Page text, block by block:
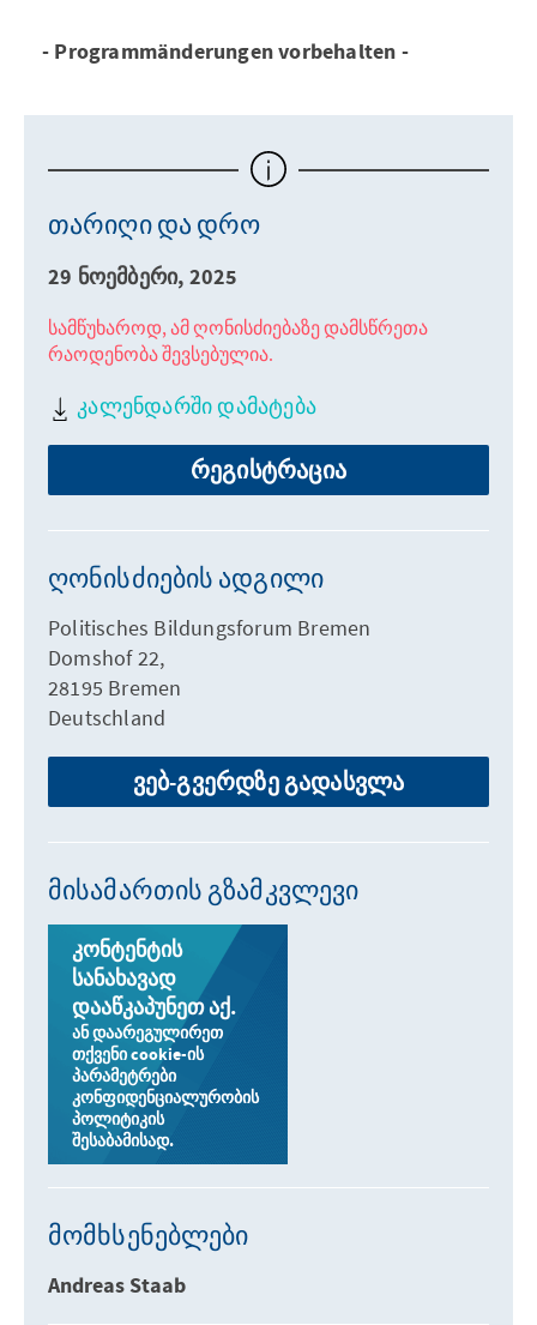
- Programmänderungen vorbehalten -
თარიღი და დრო
29 ნოემბერი, 2025
სამწუხაროდ, ამ ღონისძიებაზე დამსწრეთა
რაოდენობა შევსებულია.
კალენდარში დამატება
რეგისტრაცია
ღონისძიების ადგილი
Politisches Bildungsforum Bremen
Domshof 22,
28195 Bremen
Deutschland
ვებ-გვერდზე გადასვლა
მისამართის გზამკვლევი
კონტენტის
სანახავად
დააწკაპუნეთ აქ.
ან დაარეგულირეთ
თქვენი cookie-ის
პარამეტრები
კონფიდენციალურობის
პოლიტიკის
შესაბამისად.
მომხსენებლები
Andreas Staab